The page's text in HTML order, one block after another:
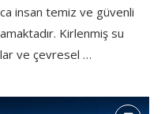
insan temiz ve güvenli
Kirlenmiş su
ve çevresel …